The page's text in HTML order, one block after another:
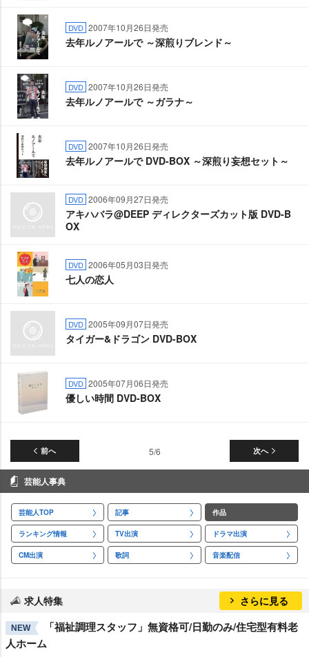
DVD 2007年10月26日発売
去年ルノアールで ～深煎りブレンド～
DVD 2007年10月26日発売
去年ルノアールで ～ガラナ～
DVD 2007年10月26日発売
去年ルノアールで DVD-BOX ～深煎り妄想セット～
DVD 2006年09月27日発売
アキハバラ@DEEP ディレクターズカット版 DVD-B
OX
DVD 2006年05月03日発売
七人の恋人
DVD 2005年09月07日発売
タイガー&ドラゴン DVD-BOX
DVD 2005年07月06日発売
優しい時間 DVD-BOX
前へ 次へ
5/6
芸能人事典
芸能人TOP 記事 作品
ランキング情報 TV出演 ドラマ出演
CM出演 歌詞 音楽配信
求人特集 さらに見る
NEW
「福祉調理スタッフ」無資格可/日勤のみ/住宅型有料老
人ホーム